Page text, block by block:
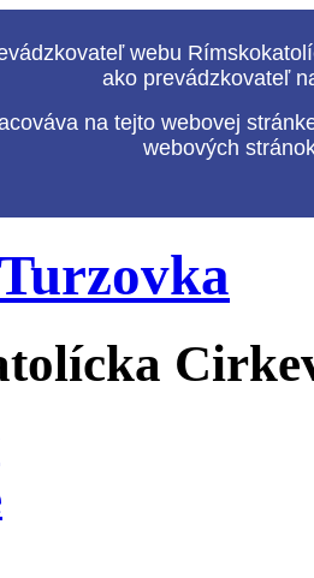
webu
ako prevádzkovateľ
na tejto webovej
webových